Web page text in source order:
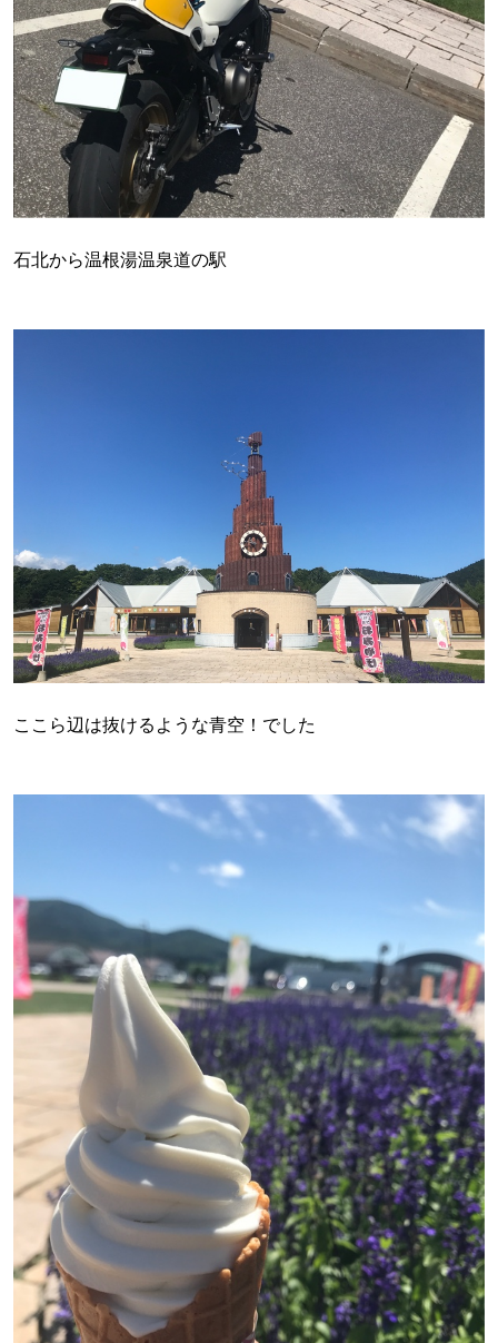
石北から温根湯温泉道の駅
ここら辺は抜けるような青空！でした